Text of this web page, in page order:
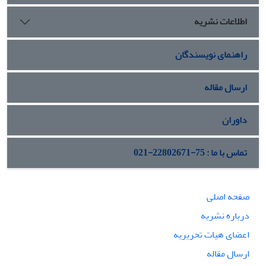
اطلاعات نشریه
راهنمای نویسندگان
ارسال مقاله
داوران
تماس با ما : 75-22802671-021
صفحه اصلی
درباره نشریه
اعضای هیات تحریریه
ارسال مقاله